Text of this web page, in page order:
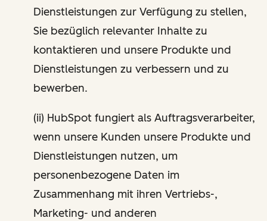
Dienstleistungen zur Verfügung zu stellen,
Sie bezüglich relevanter Inhalte zu
kontaktieren und unsere Produkte und
Dienstleistungen zu verbessern und zu
bewerben.
(ii) HubSpot fungiert als Auftragsverarbeiter,
wenn unsere Kunden unsere Produkte und
Dienstleistungen nutzen, um
personenbezogene Daten im
Zusammenhang mit ihren Vertriebs-,
Marketing- und anderen